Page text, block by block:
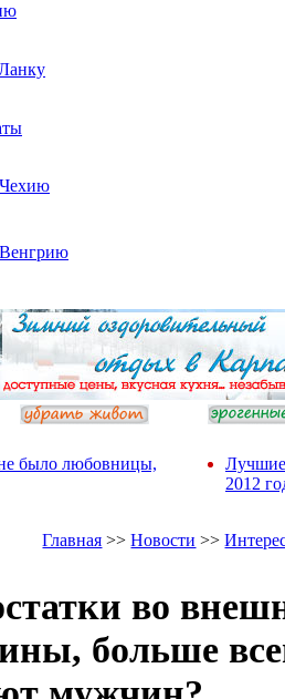
было любовницы,
Лучшие
2012
Главная >>Новости >>
во
больше